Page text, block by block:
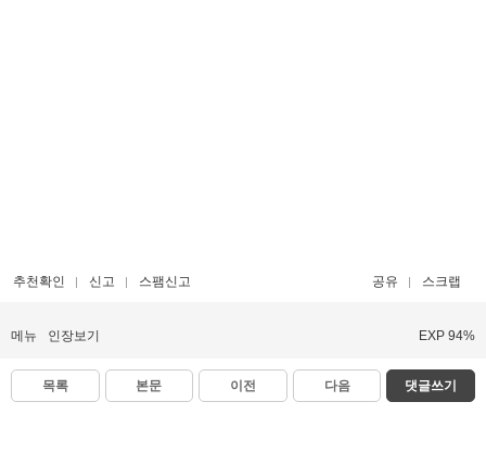
추천확인 신고 스팸신고 공유 스크랩
메뉴 인장보기 EXP 94%
목록 본문 이전 다음 댓글쓰기